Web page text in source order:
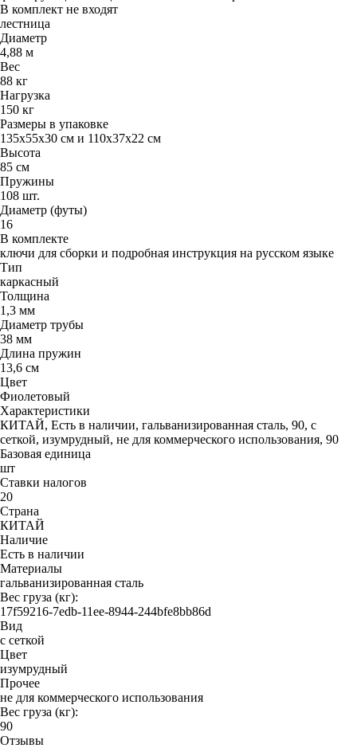
В комплект не входят
лестница
Диаметр
4,88 м
Вес
88 кг
Нагрузка
150 кг
Размеры в упаковке
135х55х30 см и 110х37х22 см
Высота
85 см
Пружины
108 шт.
Диаметр (футы)
16
В комплекте
ключи для сборки и подробная инструкция на русском языке
Тип
каркасный
Толщина
1,3 мм
Диаметр трубы
38 мм
Длина пружин
13,6 см
Цвет
Фиолетовый
Характеристики
КИТАЙ, Есть в наличии, гальванизированная сталь, 90, с
сеткой, изумрудный, не для коммерческого использования, 90
Базовая единица
шт
Ставки налогов
20
Страна
КИТАЙ
Наличие
Есть в наличии
Материалы
гальванизированная сталь
Вес груза (кг):
17f59216-7edb-11ee-8944-244bfe8bb86d
Вид
с сеткой
Цвет
изумрудный
Прочее
не для коммерческого использования
Вес груза (кг):
90
Отзывы